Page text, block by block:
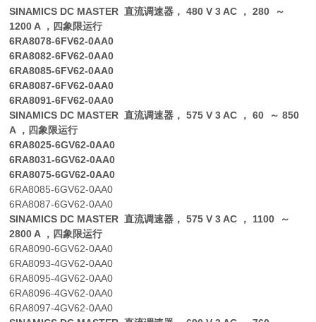
SINAMICS DC MASTER 直流调速器， 480 V 3 AC ， 280 ～
1200 A ，四象限运行
6RA8078-6FV62-0AA0
6RA8082-6FV62-0AA0
6RA8085-6FV62-0AA0
6RA8087-6FV62-0AA0
6RA8091-6FV62-0AA0
SINAMICS DC MASTER 直流调速器， 575 V 3 AC ， 60 ～ 850
A ，四象限运行
6RA8025-6GV62-0AA0
6RA8031-6GV62-0AA0
6RA8075-6GV62-0AA0
6RA8085-6GV62-0AA0
6RA8087-6GV62-0AA0
SINAMICS DC MASTER 直流调速器， 575 V 3 AC ， 1100 ～
2800 A ，四象限运行
6RA8090-6GV62-0AA0
6RA8093-4GV62-0AA0
6RA8095-4GV62-0AA0
6RA8096-4GV62-0AA0
6RA8097-4GV62-0AA0